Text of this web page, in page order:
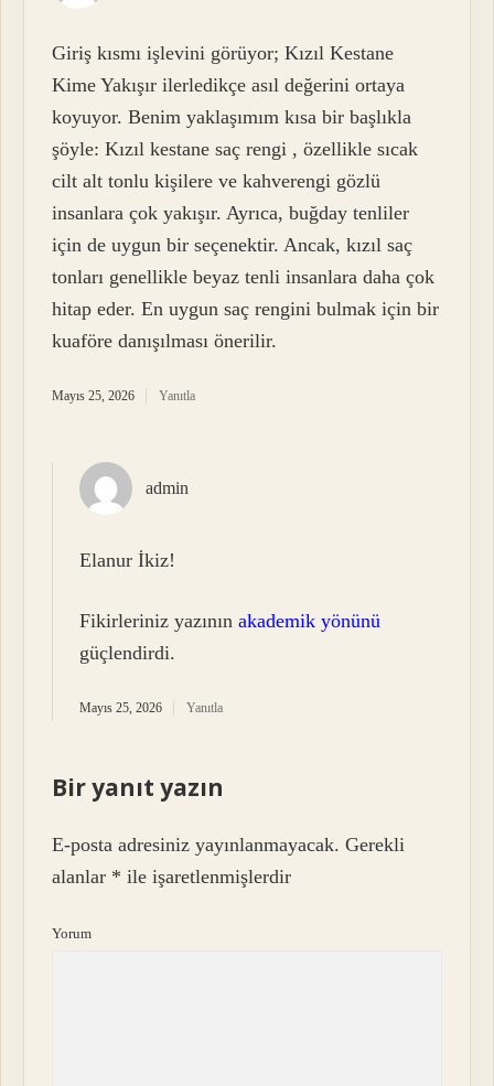
Giriş kısmı işlevini görüyor; Kızıl Kestane
Kime Yakışır ilerledikçe asıl değerini ortaya
koyuyor. Benim yaklaşımım kısa bir başlıkla
şöyle: Kızıl kestane saç rengi , özellikle sıcak
cilt alt tonlu kişilere ve kahverengi gözlü
insanlara çok yakışır. Ayrıca, buğday tenliler
için de uygun bir seçenektir. Ancak, kızıl saç
tonları genellikle beyaz tenli insanlara daha çok
hitap eder. En uygun saç rengini bulmak için bir
kuaföre danışılması önerilir.
Mayıs 25, 2026 Yanıtla
admin
Elanur İkiz!
Fikirleriniz yazınınakademik yönünü
güçlendirdi.
Mayıs 25, 2026 Yanıtla
Bir yanıt yazın
E-posta adresiniz yayınlanmayacak. Gerekli
alanlar * ile işaretlenmişlerdir
Yorum